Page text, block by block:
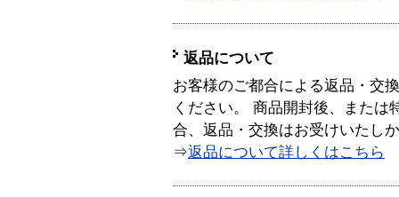
返品について
お客様のご都合による返品・交
ください。 商品開封後、または
合、返品・交換はお受けいたし
⇒返品について詳しくはこちら